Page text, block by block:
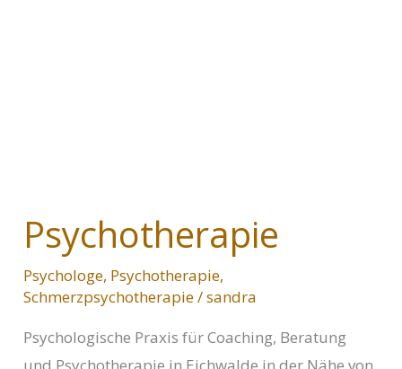
Psychotherapie
Psychologe, Psychotherapie,
Schmerzpsychotherapie/sandra
Psychologische Praxis für Coaching, Beratung